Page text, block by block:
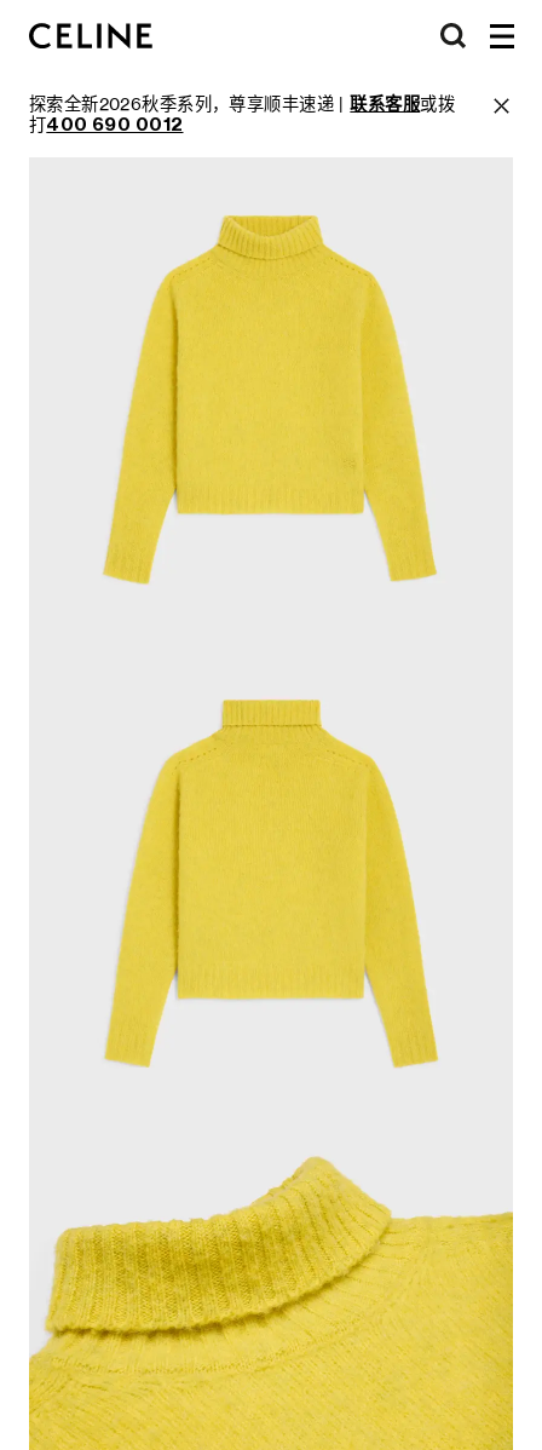
探索全新2026秋季系列，尊享顺丰速递 |联系客服或拨
打400 690 0012